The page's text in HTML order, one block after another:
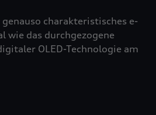
charakteristisches e-
wie das durchgezogene
OLED-Technologie am